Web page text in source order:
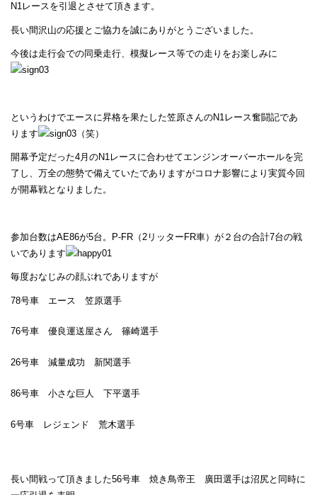
N1レースを引退とさせて頂きます。
長い間沢山の応援とご協力を誠にありがとうございました。
今後は走行会での同乗走行、模擬レース等での走りをお楽しみに
というわけでエースに昇格を果たした笠原さんのN1レース奮闘記であ
ります
（笑）
開幕予定だった4月のN1レースに合わせてエンジンオーバーホールを完
了し、万全の態勢で備えていたでありますがコロナ影響により実質今回
が開幕戦となりました。
参加台数はAE86が5台。P-FR（2リッターFR車）が２台の合計7台の戦
いであります
毎度おなじみの顔ぶれでありますが
78号車 エース 笠原選手
76号車 優良運送屋さん 篠崎選手
26号車 減量成功 新関選手
86号車 小さな巨人 下平選手
6号車 レジェンド 荒木選手
長い間戦って頂きました56号車 焼き鳥帝王 廣田選手は沼尻と同時に